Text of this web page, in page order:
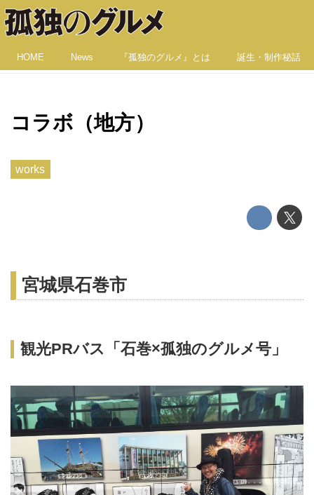
HOME News 『孤独のグルメ』とは 誕生・制作秘話
コラボ（地方）
works
宮城県石巻市
観光PRバス「石巻×孤独のグルメ号」